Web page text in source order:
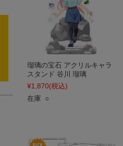
瑠璃の宝石 アクリルキャラ
スタンド 谷川 瑠璃
¥1,870(税込)
在庫 ○